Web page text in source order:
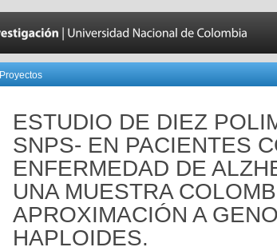
Proyectos
ESTUDIO DE DIEZ
SNPS- EN PACIENTES
ENFERMEDAD DE
UNA MUESTRA
APROXIMACIÓN A
HAPLOIDES.